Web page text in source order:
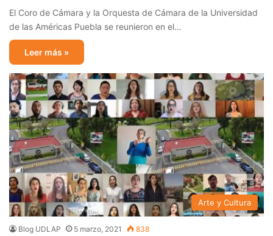
El Coro de Cámara y la Orquesta de Cámara de la Universidad
de las Américas Puebla se reunieron en el…
Leer más »
Arte y Cultura
Blog UDLAP 5 marzo, 2021 838